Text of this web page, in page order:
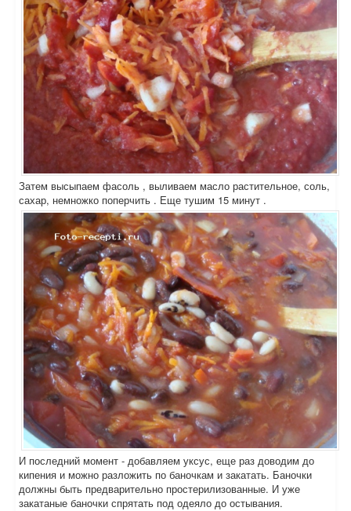
Затем высыпаем фасоль , выливаем масло растительное, соль,
сахар, немножко поперчить . Еще тушим 15 минут .
И последний момент - добавляем уксус, еще раз доводим до
кипения и можно разложить по баночкам и закатать. Баночки
должны быть предварительно простерилизованные. И уже
закатаные баночки спрятать под одеяло до остывания.